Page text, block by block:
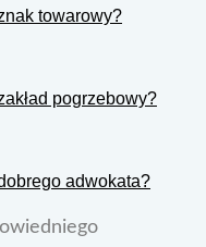
towarowy?
pogrzebowy?
adwokata?